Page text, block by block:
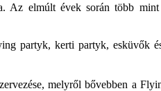
Az elmúlt évek során több
partyk, kerti partyk, esküvők
melyről bővebben a